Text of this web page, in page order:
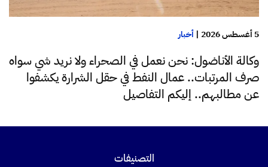
5 أغسطس 2026 | أخبار
وكالة الأناضول: نحن نعمل في الصحراء ولا نريد شي سواه
صرف المرتبات.. عمال النفط في حقل الشرارة يكشفوا
عن مطالبهم.. إليكم التفاصيل
التصنيفات